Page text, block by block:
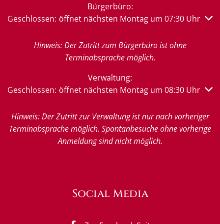
Bürgerbüro:
Klicken, um weitere Öffnungs- oder Schließzeiten
Geschlossen: öffnet nächsten Montag um 07:30 Uhr
Hinweis: Der Zutritt zum Bürgerbüro ist ohne
Terminabsprache möglich.
Verwaltung:
Klicken, um weitere Öffnungs- oder Schließzeiten
Geschlossen: öffnet nächsten Montag um 08:30 Uhr
Hinweis: Der Zutritt zur Verwaltung ist nur nach vorheriger
Terminabsprache möglich. Spontanbesuche ohne vorherige
Anmeldung sind nicht möglich.
Social Media